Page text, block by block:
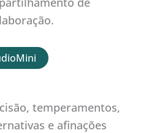
temperamentos,
e afinações